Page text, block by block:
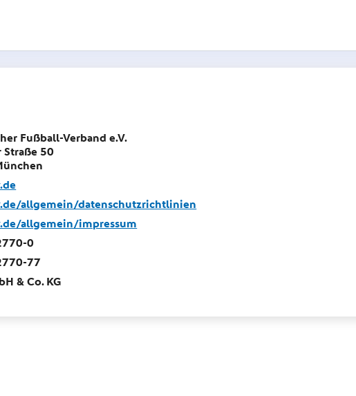
Fußball-Verband e.V.
Straße 50
allgemein/datenschutzrichtlinien
allgemein/impressum
0
77
& Co. KG